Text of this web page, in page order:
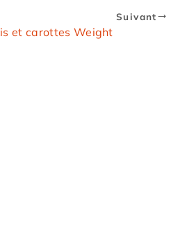
Suivant
et carottes Weight